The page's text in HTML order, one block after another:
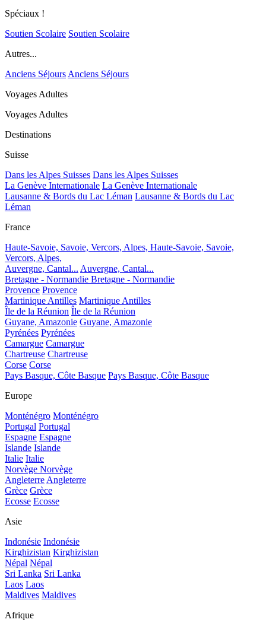
Spéciaux !
Soutien Scolaire Soutien Scolaire
Autres...
Anciens Séjours Anciens Séjours
Voyages Adultes
Voyages Adultes
Destinations
Suisse
Dans les Alpes Suisses Dans les Alpes Suisses
La Genève Internationale La Genève Internationale
Lausanne & Bords du Lac Léman Lausanne & Bords du Lac
Léman
France
Haute-Savoie, Savoie, Vercors, Alpes, Haute-Savoie, Savoie,
Vercors, Alpes,
Auvergne, Cantal... Auvergne, Cantal...
Bretagne - Normandie Bretagne - Normandie
Provence Provence
Martinique Antilles Martinique Antilles
Île de la Réunion Île de la Réunion
Guyane, Amazonie Guyane, Amazonie
Pyrénées Pyrénées
Camargue Camargue
Chartreuse Chartreuse
Corse Corse
Pays Basque, Côte Basque Pays Basque, Côte Basque
Europe
Monténégro Monténégro
Portugal Portugal
Espagne Espagne
Islande Islande
Italie Italie
Norvège Norvège
Angleterre Angleterre
Grèce Grèce
Ecosse Ecosse
Asie
Indonésie Indonésie
Kirghizistan Kirghizistan
Népal Népal
Sri Lanka Sri Lanka
Laos Laos
Maldives Maldives
Afrique